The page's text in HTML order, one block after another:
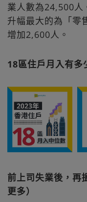
業人數為24,500人
升幅最大的為「零
增加2,600人。
18區住戶月入有多
前上司失業後，再
更多）